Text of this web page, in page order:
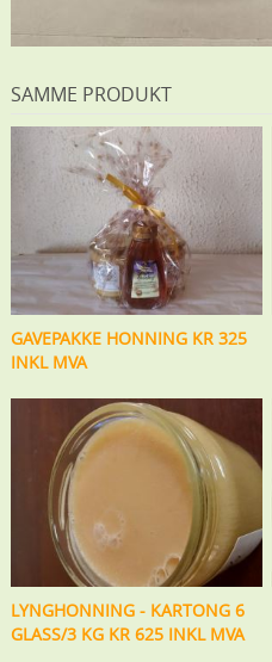
SAMME PRODUKT
GAVEPAKKE HONNING KR 325
INKL MVA
LYNGHONNING - KARTONG 6
GLASS/3 KG KR 625 INKL MVA